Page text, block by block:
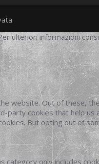
facebook
ulteriori informazioni
website. Out of these,
cookies that help
But opting out of
only includes